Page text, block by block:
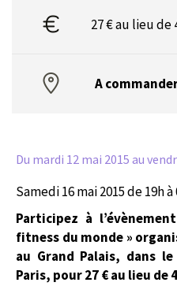
27 € au lieu de
A
Du mardi 12 mai 2015 au
Samedi 16 mai 2015 de 19h à
Participez à
fitness du monde »
au Grand Palais, dans
Paris, pour 27 € au lieu de